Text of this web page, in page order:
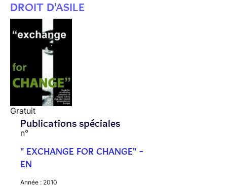
DROIT D'ASILE
Gratuit
Publications spéciales
n°
" EXCHANGE FOR CHANGE" -
EN
Année : 2010